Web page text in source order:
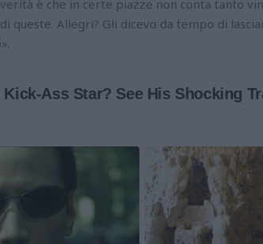
è che in certe piazze non conta tanto
queste. Allegri? Gli dicevo da tempo di